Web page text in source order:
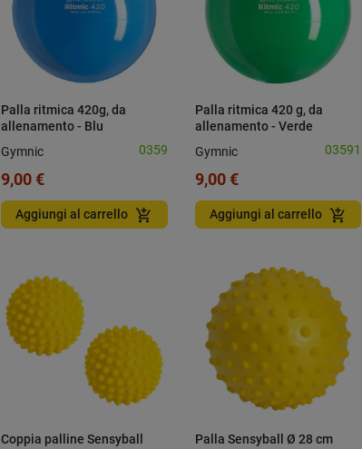
Palla ritmica 420g, da
allenamento - Blu
Gymnic 0359
9,00 €
Aggiungi al carrello add_shopping_cart
Palla ritmica 420 g, da
allenamento - Verde
Gymnic 03591
9,00 €
Aggiungi al carrello add_shopping_cart
Coppia palline Sensyball Palla Sensyball Ø 28 cm